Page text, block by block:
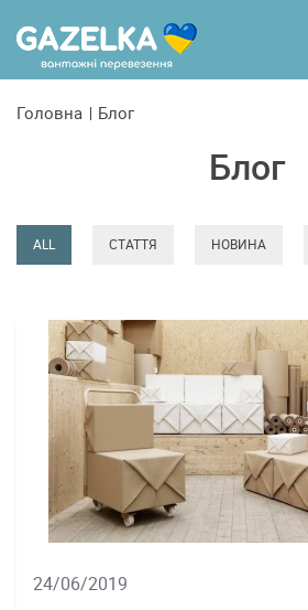
Головна Блог
Блог
ALL СТАТТЯ НОВИНА
24/06/2019